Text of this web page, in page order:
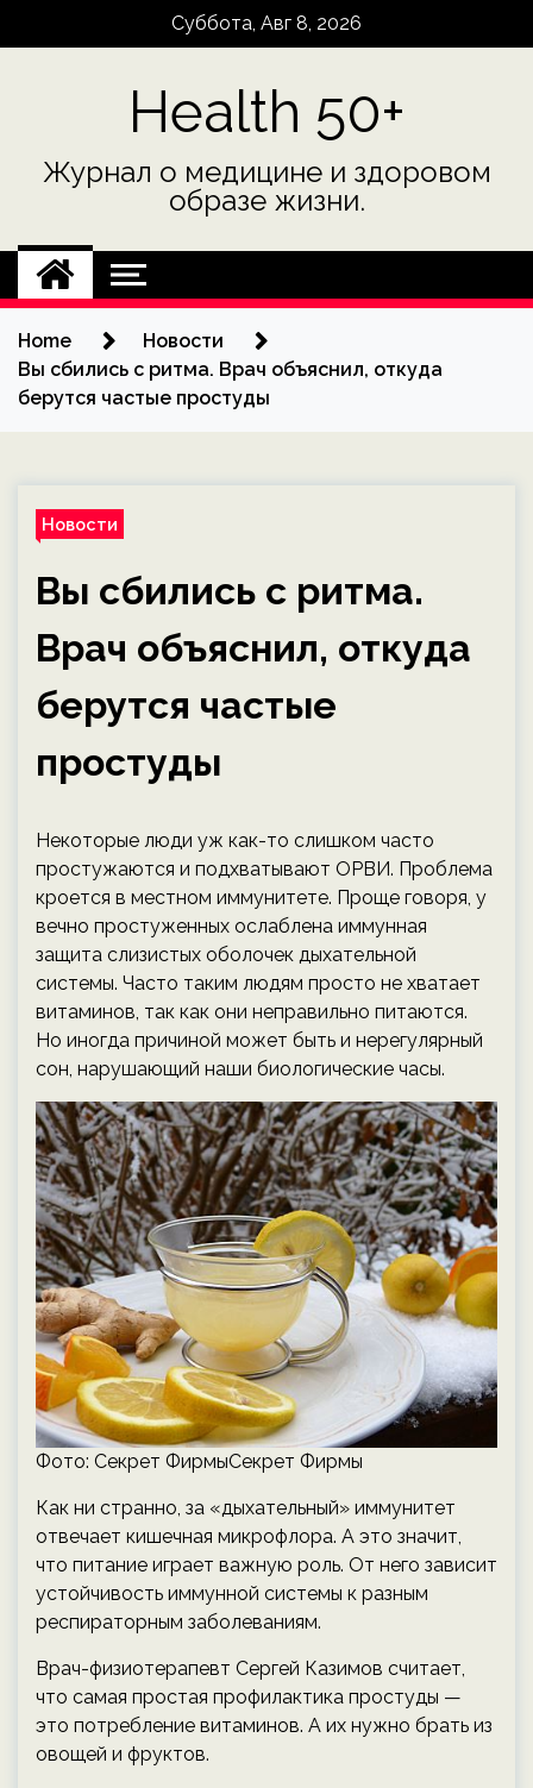
Суббота, Авг 8, 2026
Health 50+
Журнал о медицине и здоровом
образе жизни.
Home
Новости
Вы сбились с ритма. Врач объяснил, откуда
берутся частые простуды
Новости
Вы сбились с ритма.
Врач объяснил, откуда
берутся частые
простуды
Некоторые люди уж как-то слишком часто
простужаются и подхватывают ОРВИ. Проблема
кроется в местном иммунитете. Проще говоря, у
вечно простуженных ослаблена иммунная
защита слизистых оболочек дыхательной
системы. Часто таким людям просто не хватает
витаминов, так как они неправильно питаются.
Но иногда причиной может быть и нерегулярный
сон, нарушающий наши биологические часы.
Фото: Секрет ФирмыСекрет Фирмы
Как ни странно, за «дыхательный» иммунитет
отвечает кишечная микрофлора. А это значит,
что питание играет важную роль. От него зависит
устойчивость иммунной системы к разным
респираторным заболеваниям.
Врач-физиотерапевт Сергей Казимов считает,
что самая простая профилактика простуды —
это потребление витаминов. А их нужно брать из
овощей и фруктов.